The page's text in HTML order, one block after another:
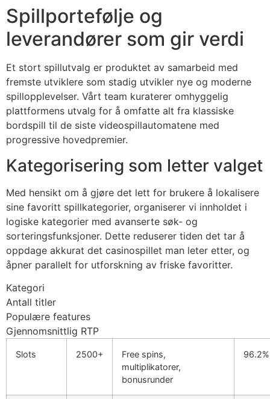
Oku
panel
panel
panel
panel
Hacklink
satın al
Spillportefølje og
leverandører som gir verdi
Et stort spillutvalg er produktet av samarbeid med
fremste utviklere som stadig utvikler nye og moderne
spillopplevelser. Vårt team kuraterer omhyggelig
plattformens utvalg for å omfatte alt fra klassiske
bordspill til de siste videospillautomatene med
progressive hovedpremier.
Kategorisering som letter valget
Med hensikt om å gjøre det lett for brukere å lokalisere
sine favoritt spillkategorier, organiserer vi innholdet i
logiske kategorier med avanserte søk- og
sorteringsfunksjoner. Dette reduserer tiden det tar å
oppdage akkurat det casinospillet man leter etter, og
åpner parallelt for utforskning av friske favoritter.
Kategori
Antall titler
Populære features
Gjennomsnittlig RTP
Slots 2500+
Free spins,
multiplikatorer,
bonusrunder
96.2%